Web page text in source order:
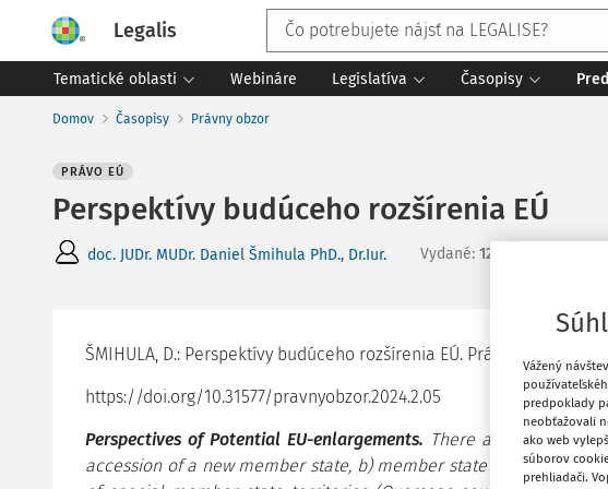
Legalis
Tematické oblasti Webináre Legislatíva Časopisy
Domov Časopisy Právny obzor
PRÁVO EÚ
Perspektívy budúceho rozšírenia EÚ
doc. JUDr. MUDr. Daniel Šmihula PhD., Dr.Iur. Vydané: 12. 5. 2024
ŠMIHULA, D.: Perspektívy budúceho rozšírenia EÚ. Právny obzor, 107,
https://doi.org/10.31577/pravnyobzor.2024.2.05
Perspectives of Potential EU-enlargements. There are 3 methods
accession of a new member state, b) member state expansion
Vážený
predpoklady
neobťažovali
ako web
súborov
prehliadači.